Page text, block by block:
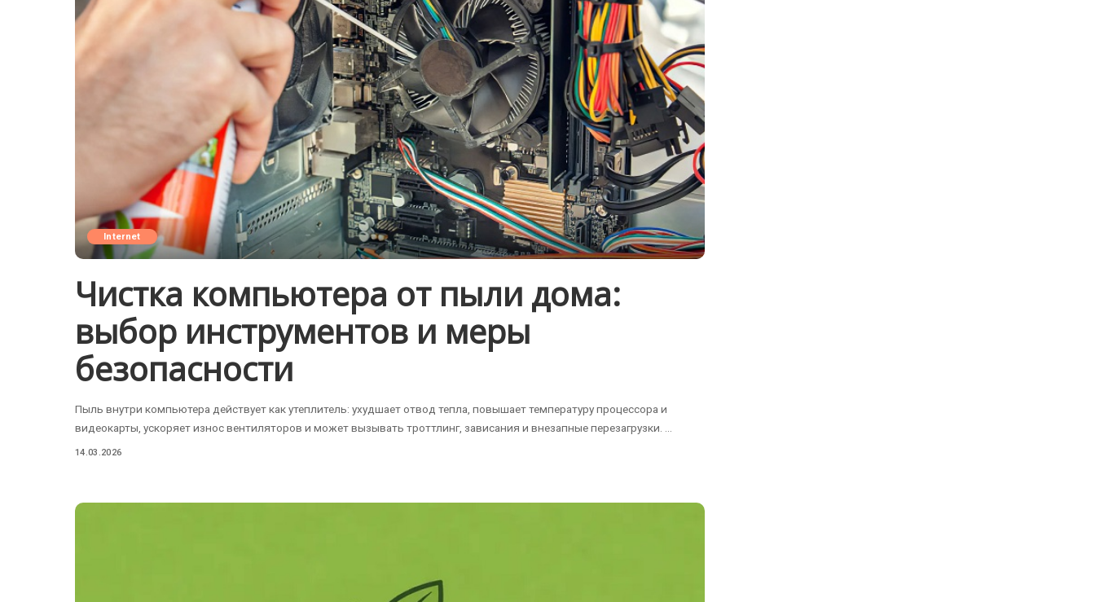
Internet
Чистка компьютера от пыли дома:
выбор инструментов и меры
безопасности
Пыль внутри компьютера действует как утеплитель: ухудшает отвод тепла, повышает температуру процессора и
видеокарты, ускоряет износ вентиляторов и может вызывать троттлинг, зависания и внезапные перезагрузки.
14.03.2026